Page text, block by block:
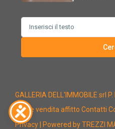
for:
GALLERIA DELL'IMMOBILE srl
Home vendita affitto Contatti
Privacy
| Powered by TREZZI